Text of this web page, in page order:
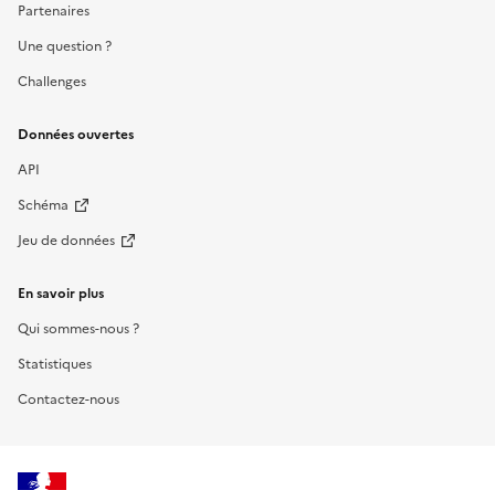
Partenaires
Une question ?
Challenges
Données ouvertes
API
Schéma
Jeu de données
En savoir plus
Qui sommes-nous ?
Statistiques
Contactez-nous